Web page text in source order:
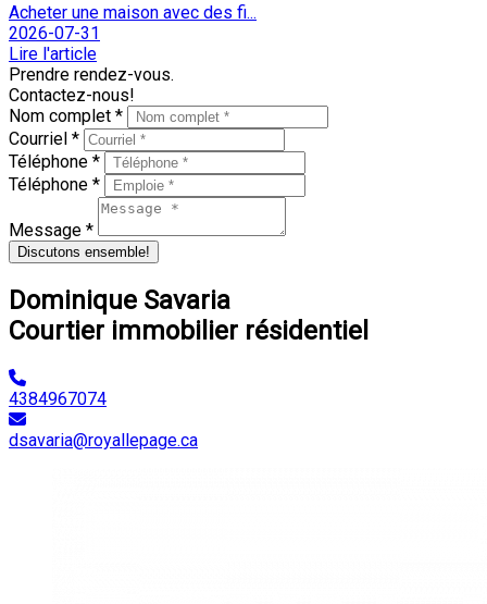
Acheter une maison avec des fi...
2026-07-31
Lire l'article
Prendre rendez-vous.
Contactez-nous!
Nom complet *
Courriel *
Téléphone *
Téléphone *
Message *
Discutons ensemble!
Dominique Savaria
Courtier immobilier résidentiel
4384967074
dsavaria@royallepage.ca